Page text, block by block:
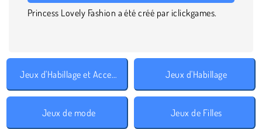
Princess Lovely Fashion a été créé par iclickgames.
Jeux d'Habillage et Accessoires Jeux d'Habillage
Jeux de mode Jeux de Filles